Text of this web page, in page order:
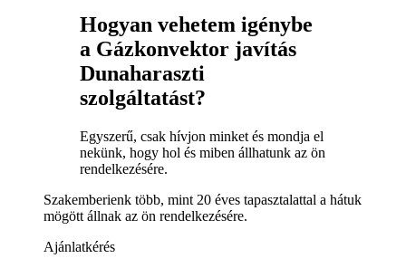
Hogyan vehetem igénybe
a Gázkonvektor javítás
Dunaharaszti
szolgáltatást?
Egyszerű, csak hívjon minket és mondja el
nekünk, hogy hol és miben állhatunk az ön
rendelkezésére.
Szakemberienk több, mint 20 éves tapasztalattal a hátuk
mögött állnak az ön rendelkezésére.
Ajánlatkérés